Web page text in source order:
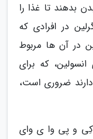
بدهند تا غذا را
در افرادی که
در آن ها مربوط
که برای
ضروری است،
و پی وا ی وای